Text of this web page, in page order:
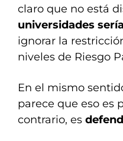
claro que no está
universidades
ignorar la
niveles de Riesgo
En el mismo
parece que eso es
contrario, es